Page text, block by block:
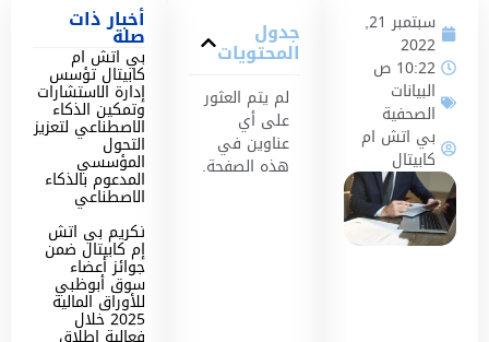
سبتمبر 21,
2022
10:22 ص
البيانات
الصحفية
بي اتش ام
كابيتال
جدول
المحتويات
لم يتم العثور
على أي
عناوين في
هذه الصفحة.
أخبار ذات
صلة
بي اتش ام
كابيتال تؤسس
إدارة الاستشارات
وتمكين الذكاء
الاصطناعي لتعزيز
التحول
المؤسسي
المدعوم بالذكاء
الاصطناعي
تكريم بي اتش
إم كابيتال ضمن
جوائز أعضاء
سوق أبوظبي
للأوراق المالية
2025 خلال